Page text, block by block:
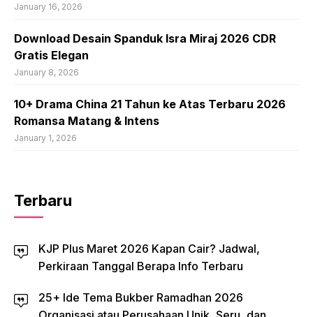
January 16, 2026
Download Desain Spanduk Isra Miraj 2026 CDR
Gratis Elegan
January 8, 2026
10+ Drama China 21 Tahun ke Atas Terbaru 2026
Romansa Matang & Intens
January 1, 2026
Terbaru
KJP Plus Maret 2026 Kapan Cair? Jadwal,
Perkiraan Tanggal Berapa Info Terbaru
25+ Ide Tema Bukber Ramadhan 2026